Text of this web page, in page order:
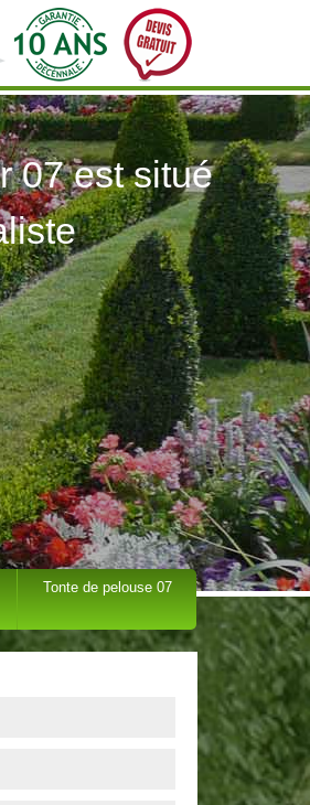
07 est situé
Tonte de pelouse 07